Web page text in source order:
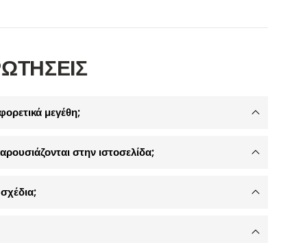
μεγέθη;
στην ιστοσελίδα;